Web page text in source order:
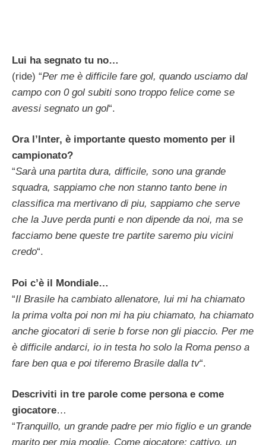
Lui ha segnato tu no…
(ride) “Per me è difficile fare gol, quando usciamo dal
campo con 0 gol subiti sono troppo felice come se
avessi segnato un gol“.
Ora l’Inter, è importante questo momento per il
campionato?
“Sarà una partita dura, difficile, sono una grande
squadra, sappiamo che non stanno tanto bene in
classifica ma mertivano di piu, sappiamo che serve
che la Juve perda punti e non dipende da noi, ma se
facciamo bene queste tre partite saremo piu vicini
credo“.
Poi c’è il Mondiale…
“Il Brasile ha cambiato allenatore, lui mi ha chiamato
la prima volta poi non mi ha piu chiamato, ha chiamato
anche giocatori di serie b forse non gli piaccio. Per me
è difficile andarci, io in testa ho solo la Roma penso a
fare ben qua e poi tiferemo Brasile dalla tv“.
Descriviti in tre parole come persona e come
giocatore…
“Tranquillo, un grande padre per mio figlio e un grande
marito per mia moglie. Come giocatore: cattivo, un